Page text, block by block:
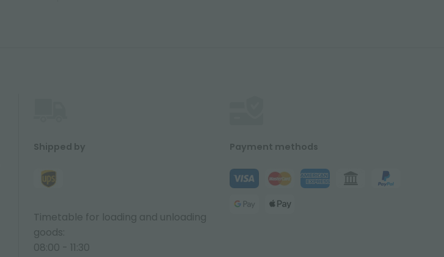
Shipped by
Timetable for loading and unloading
goods:
08:00 - 11:30
Payment methods